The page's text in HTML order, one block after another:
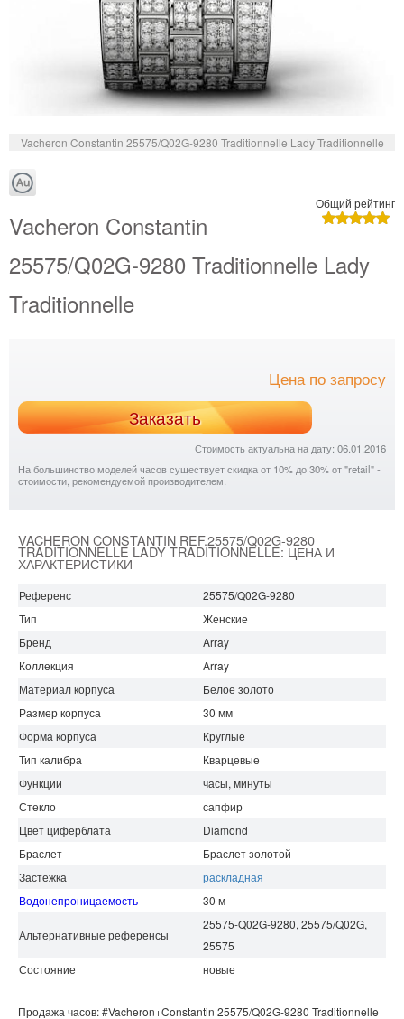
Vacheron Constantin 25575/Q02G-9280 Traditionnelle Lady Traditionnelle
Общий рейтинг
Vacheron Constantin
25575/Q02G-9280 Traditionnelle Lady
Traditionnelle
Цена по запросу
Заказать
Стоимость актуальна на дату: 06.01.2016
На большинство моделей часов существует скидка от 10% до 30% от "retail" -
стоимости, рекомендуемой производителем.
VACHERON CONSTANTIN REF.25575/Q02G-9280
TRADITIONNELLE LADY TRADITIONNELLE: ЦЕНА И
ХАРАКТЕРИСТИКИ
Референс
25575/Q02G-9280
Тип
Женские
Бренд
Array
Коллекция
Array
Материал корпуса
Белое золото
Размер корпуса
30 мм
Форма корпуса
Круглые
Тип калибра
Кварцевые
Функции
часы, минуты
Стекло
сапфир
Цвет циферблата
Diamond
Браслет
Браслет золотой
Застежка
раскладная
Водонепроницаемость
30 м
Альтернативные референсы
25575-Q02G-9280, 25575/Q02G,
25575
Состояние
новые
Продажа часов:#Vacheron+Constantin 25575/Q02G-9280 Traditionnelle